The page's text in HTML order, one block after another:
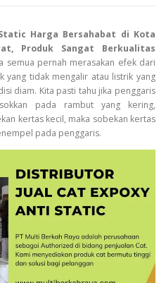
Harga Bersahabat di Kota
Produk Sangat Berkualitas
semua pernah merasakan efek dari
yang tidak mengalir atau listrik yang
diam. Kita pasti tahu jika penggaris
pada rambut yang kering,
kertas kecil, maka sobekan kertas
pada penggaris.